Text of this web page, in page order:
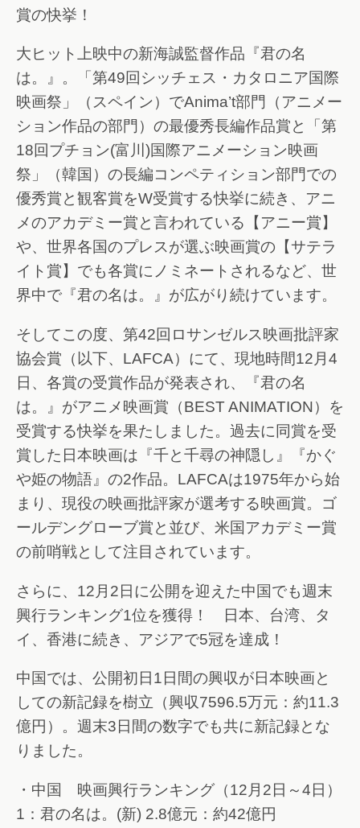
賞の快挙！
大ヒット上映中の新海誠監督作品『君の名
は。』。「第49回シッチェス・カタロニア国際
映画祭」（スペイン）でAnima’t部門（アニメー
ション作品の部門）の最優秀長編作品賞と「第
18回プチョン(富川)国際アニメーション映画
祭」（韓国）の長編コンペティション部門での
優秀賞と観客賞をW受賞する快挙に続き、アニ
メのアカデミー賞と言われている【アニー賞】
や、世界各国のプレスが選ぶ映画賞の【サテラ
イト賞】でも各賞にノミネートされるなど、世
界中で『君の名は。』が広がり続けています。
そしてこの度、第42回ロサンゼルス映画批評家
協会賞（以下、LAFCA）にて、現地時間12月4
日、各賞の受賞作品が発表され、『君の名
は。』がアニメ映画賞（BEST ANIMATION）を
受賞する快挙を果たしました。過去に同賞を受
賞した日本映画は『千と千尋の神隠し』『かぐ
や姫の物語』の2作品。LAFCAは1975年から始
まり、現役の映画批評家が選考する映画賞。ゴ
ールデングローブ賞と並び、米国アカデミー賞
の前哨戦として注目されています。
さらに、12月2日に公開を迎えた中国でも週末
興行ランキング1位を獲得！ 日本、台湾、タ
イ、香港に続き、アジアで5冠を達成！
中国では、公開初日1日間の興収が日本映画と
しての新記録を樹立（興収7596.5万元：約11.3
億円）。週末3日間の数字でも共に新記録とな
りました。
・中国 映画興行ランキング（12月2日～4日）
1：君の名は。(新) 2.8億元：約42億円